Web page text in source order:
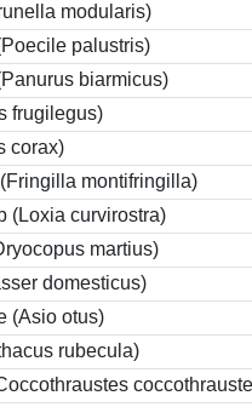
modularis)
palustris)
biarmicus)
frugilegus)
corax)
montifringilla)
(Loxia curvirostra)
martius)
domesticus)
(Asio otus)
rubecula)